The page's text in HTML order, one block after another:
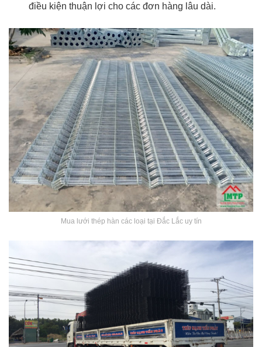
điều kiện thuận lợi cho các đơn hàng lâu dài.
Mua lưới thép hàn các loại tại Đắc Lắc uy tín